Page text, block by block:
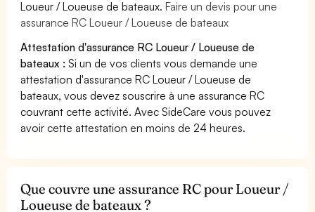
Loueur / Loueuse de bateaux.Faire un devis pour une
assurance RC Loueur / Loueuse de bateaux
Attestation d'assurance RC Loueur / Loueuse de
bateaux : Si un de vos clients vous demande une
attestation d'assurance RC Loueur / Loueuse de
bateaux, vous devez souscrire à une assurance RC
couvrant cette activité. Avec SideCare vous pouvez
avoir cette attestation en moins de 24 heures.
Que couvre une assurance RC pour Loueur /
Loueuse de bateaux ?